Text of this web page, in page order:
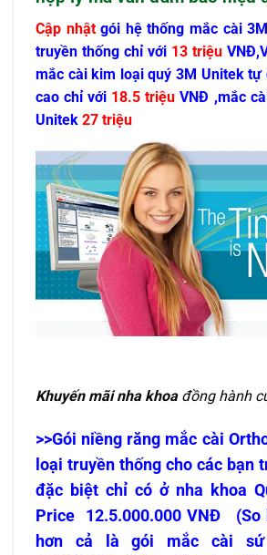
Cập nhật gói hệ thống mắc cài
truyền thống chỉ với 13 triệu
mắc cài kim loại quý 3M Unitek tự
cao chỉ với 18.5 triệu VNĐ ,mắc
Unitek 27 triệu
Khuyến mãi nha khoađồng hành
>>Gói niềng răng mắc cài
loại truyền thống cho các bạn
đặc biệt chỉ có ở nha khoa
Price 12.5.000.000 VNĐ (So
hơn cả là gói mắc cài